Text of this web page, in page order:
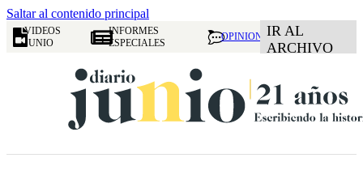
Saltar al contenido principal
VIDEOS
JUNIO
INFORMES
ESPECIALES
OPINION IR AL
ARCHIVO